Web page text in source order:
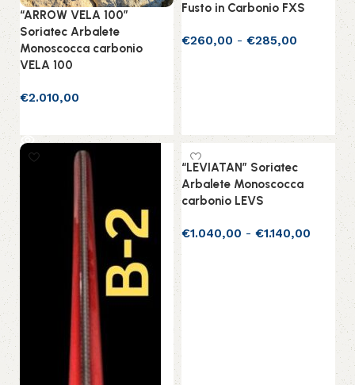
“ARROW VELA 100”
Soriatec Arbalete
Monoscocca carbonio
VELA 100
€2.010,00
Fusto in Carbonio FXS
€260,00 - €285,00
“LEVIATAN” Soriatec
Arbalete Monoscocca
carbonio LEVS
€1.040,00 - €1.140,00